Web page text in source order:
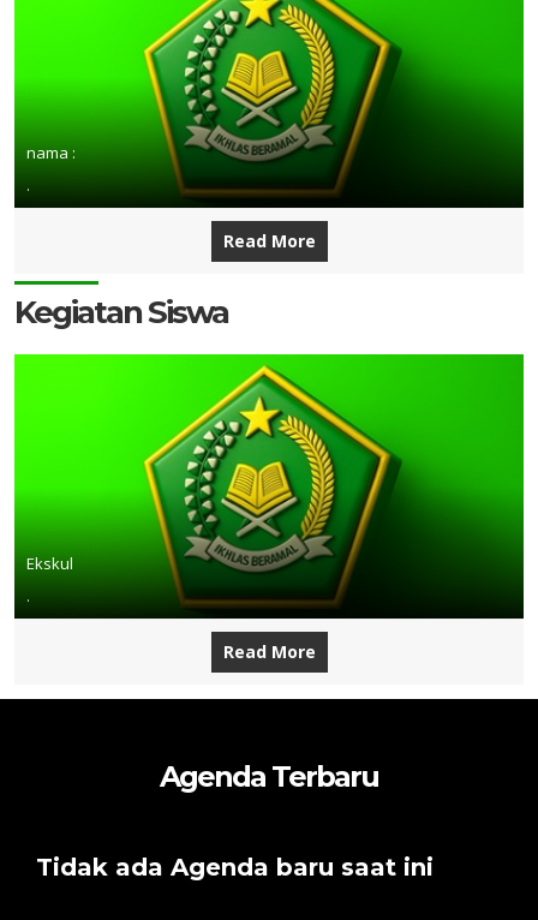
nama :
.
Read More
Kegiatan Siswa
Ekskul
.
Read More
Agenda Terbaru
Tidak ada Agenda baru saat ini